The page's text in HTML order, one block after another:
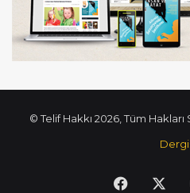
© Telif Hakkı 2026, Tüm Hakları